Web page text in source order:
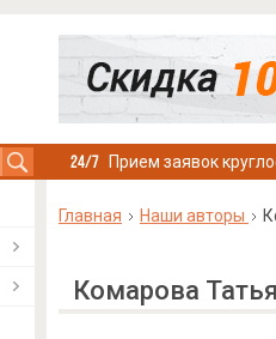
Прием заявок
Главная Наши авторы
Комарова